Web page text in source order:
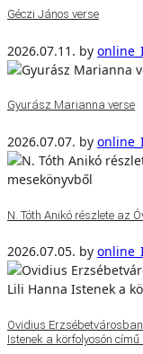
Géczi János verse
2026.07.11. by
Gyurász Marianna verse
2026.07.07. by
N. Tóth Anikó részlete az
2026.07.05. by
Ovidius
Istenek a körfolyosón című